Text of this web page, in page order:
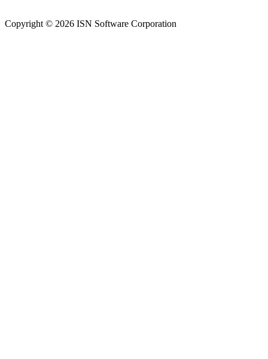
Copyright © 2026 ISN Software Corporation